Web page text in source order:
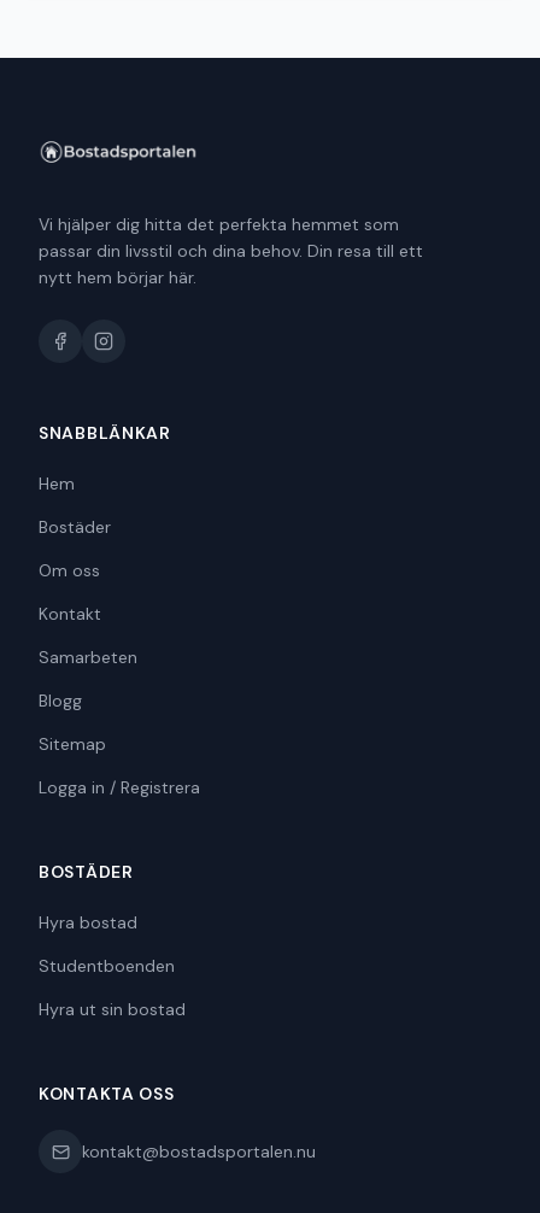
Vi hjälper dig hitta det perfekta hemmet som
passar din livsstil och dina behov. Din resa till ett
nytt hem börjar här.
SNABBLÄNKAR
Hem
Bostäder
Om oss
Kontakt
Samarbeten
Blogg
Sitemap
Logga in / Registrera
BOSTÄDER
Hyra bostad
Studentboenden
Hyra ut sin bostad
KONTAKTA OSS
kontakt@bostadsportalen.nu